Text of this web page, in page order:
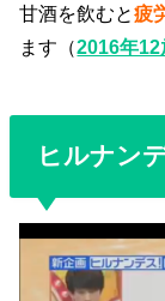
甘酒を飲むと疲
ます（2016年12
ヒルナン